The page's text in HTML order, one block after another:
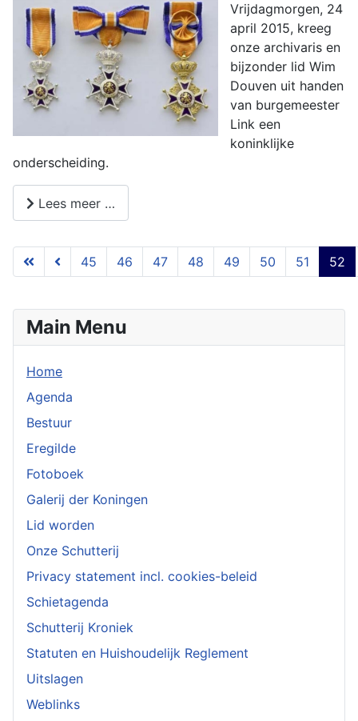
Main Menu
Home
Agenda
Bestuur
Eregilde
Fotoboek
Galerij der Koningen
Lid worden
Onze Schutterij
Privacy statement incl. cookies-beleid
Schietagenda
Schutterij Kroniek
Statuten en Huishoudelijk Reglement
Uitslagen
Weblinks
Vrijdagmorgen, 24
april 2015, kreeg
onze archivaris en
bijzonder lid Wim
Douven uit handen
van burgemeester
Link een
koninklijke
onderscheiding.
Lees meer …
Pagina 52 van 54
45 46 47 48 49 50 51 52